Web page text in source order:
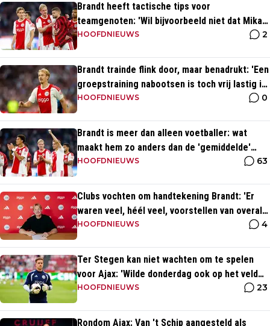
Brandt heeft tactische tips voor
teamgenoten: 'Wil bijvoorbeeld niet dat Mika
te veel naar binnen komt'
HOOFDNIEUWS 2
Brandt trainde flink door, maar benadrukt: 'Een
groepstraining nabootsen is toch vrij lastig in
je eentje'
HOOFDNIEUWS 0
Brandt is meer dan alleen voetballer: wat
maakt hem zo anders dan de 'gemiddelde'
voetballer?
HOOFDNIEUWS 63
Clubs vochten om handtekening Brandt: 'Er
waren veel, héél veel, voorstellen van overal
ter wereld'
HOOFDNIEUWS 4
Ter Stegen kan niet wachten om te spelen
voor Ajax: 'Wilde donderdag ook op het veld
staan'
HOOFDNIEUWS 23
Rondom Ajax: Van 't Schip aangesteld als